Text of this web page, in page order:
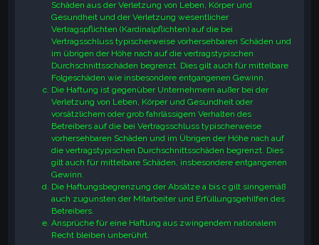
Schäden aus der Verletzung von Leben, Körper und
Gesundheit und der Verletzung wesentlicher
Vertragspflichten (Kardinalpflichten) auf die bei
Vertragsschluss typischerweise vorhersehbaren Schäden und
im übrigen der Höhe nach auf die vertragstypischen
Durchschnittsschäden begrenzt. Dies gilt auch für mittelbare
Folgeschäden wie insbesondere entgangenen Gewinn.
Die Haftung ist gegenüber Unternehmern außer bei der
Verletzung von Leben, Körper und Gesundheit oder
vorsätzlichem oder grob fahrlässigem Verhalten des
Betreibers auf die bei Vertragsschluss typischerweise
vorhersehbaren Schäden und im Übrigen der Höhe nach auf
die vertragstypischen Durchschnittsschäden begrenzt. Dies
gilt auch für mittelbare Schäden, insbesondere entgangenen
Gewinn.
Die Haftungsbegrenzung der Absätze a bis c gilt sinngemäß
auch zugunsten der Mitarbeiter und Erfüllungsgehilfen des
Betreibers.
Ansprüche für eine Haftung aus zwingendem nationalem
Recht bleiben unberührt.